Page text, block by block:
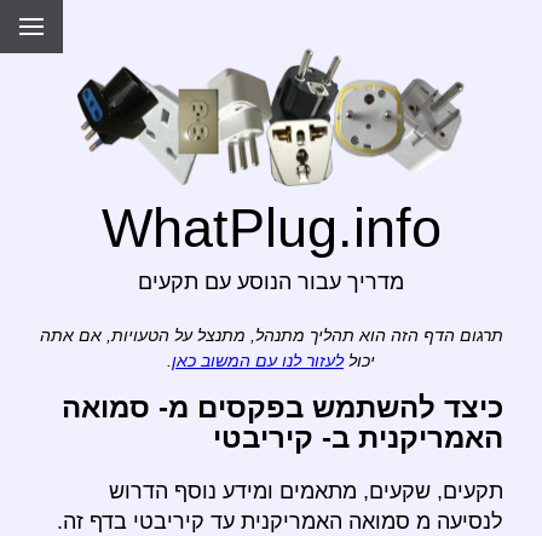
WhatPlug.info
מדריך עבור הנוסע עם תקעים
תרגום הדף הזה הוא תהליך מתנהל, מתנצל על הטעויות, אם אתה
יכוללעזור לנו עם המשוב כאן
כיצד להשתמש בפקסים מ- סמואה
האמריקנית ב- קיריבטי
תקעים, שקעים, מתאמים ומידע נוסף הדרוש
לנסיעה מ סמואה האמריקנית עד קיריבטי בדף זה.